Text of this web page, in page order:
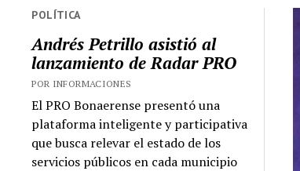
POLÍTICA
Andrés Petrillo asistió al
lanzamiento de Radar PRO
POR INFORMACIONES
El PRO Bonaerense presentó una
plataforma inteligente y participativa
que busca relevar el estado de los
servicios públicos en cada municipio